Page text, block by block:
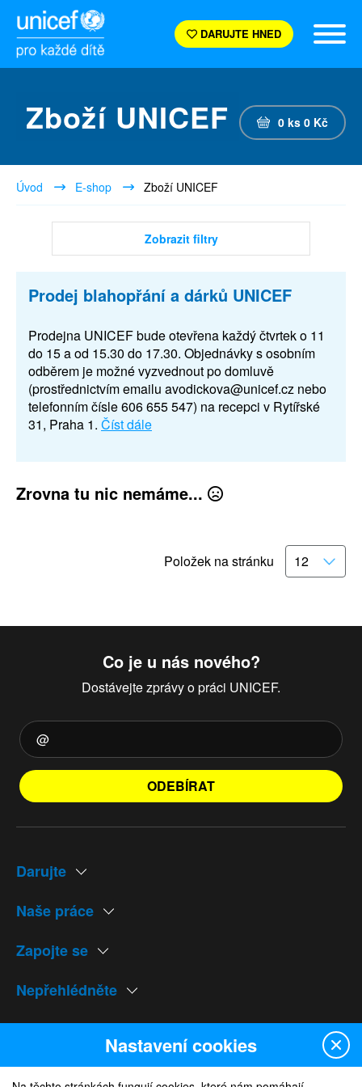
DARUJTE HNED
Zboží UNICEF 0 ks 0 Kč
Úvod E-shop Zboží UNICEF
Zobrazit filtry
Prodej blahopřání a dárků UNICEF
Prodejna UNICEF bude otevřena každý čtvrtek o 11
do 15 a od 15.30 do 17.30. Objednávky s osobním
odběrem je možné vyzvednout po domluvě
(prostřednictvím emailu avodickova@unicef.cz nebo
telefonním čísle 606 655 547) na recepci v Rytířské
31, Praha 1. Číst dále
Zrovna tu nic nemáme...
Položek na stránku
Co je u nás nového?
Dostávejte zprávy o práci UNICEF.
ODEBÍRAT
Darujte
Naše práce
Zapojte se
Nepřehlédněte
Naše weby
Nastavení cookies